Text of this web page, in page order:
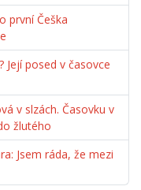
první Češka
Její posed v časovce
v slzách. Časovku v
žlutého
Jsem ráda, že mezi